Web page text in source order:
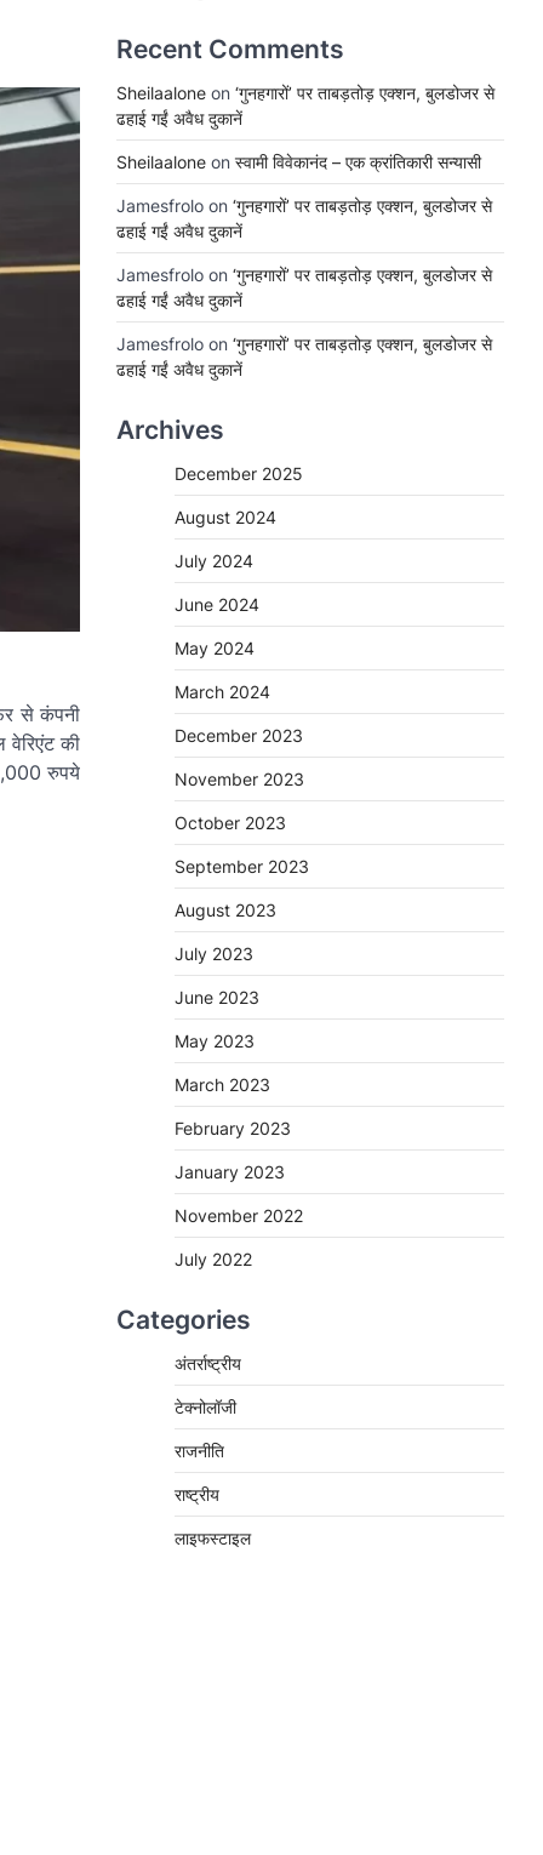
से कंपनी
की
रुपये
Recent Comments
Sheilaalone on ‘गुनहगारों’ पर ताबड़तोड़ एक्शन, बुलडोजर से
ढहाई गईं अवैध दुकानें
Sheilaalone on स्वामी विवेकानंद – एक क्रांतिकारी सन्यासी
Jamesfrolo on ‘गुनहगारों’ पर ताबड़तोड़ एक्शन, बुलडोजर से
ढहाई गईं अवैध दुकानें
Jamesfrolo on ‘गुनहगारों’ पर ताबड़तोड़ एक्शन, बुलडोजर से
ढहाई गईं अवैध दुकानें
Jamesfrolo on ‘गुनहगारों’ पर ताबड़तोड़ एक्शन, बुलडोजर से
ढहाई गईं अवैध दुकानें
Archives
December 2025
August 2024
July 2024
June 2024
May 2024
March 2024
December 2023
November 2023
October 2023
September 2023
August 2023
July 2023
June 2023
May 2023
March 2023
February 2023
January 2023
November 2022
July 2022
Categories
अंतर्राष्ट्रीय
टेक्नोलॉजी
राजनीति
राष्ट्रीय
लाइफस्टाइल